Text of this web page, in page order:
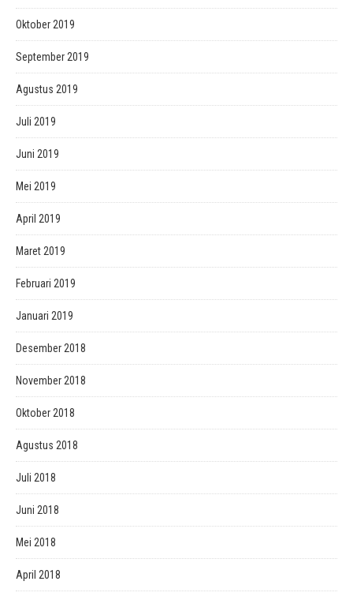
Oktober 2019
September 2019
Agustus 2019
Juli 2019
Juni 2019
Mei 2019
April 2019
Maret 2019
Februari 2019
Januari 2019
Desember 2018
November 2018
Oktober 2018
Agustus 2018
Juli 2018
Juni 2018
Mei 2018
April 2018